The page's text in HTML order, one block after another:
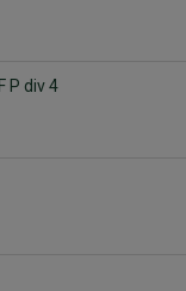
P div 4